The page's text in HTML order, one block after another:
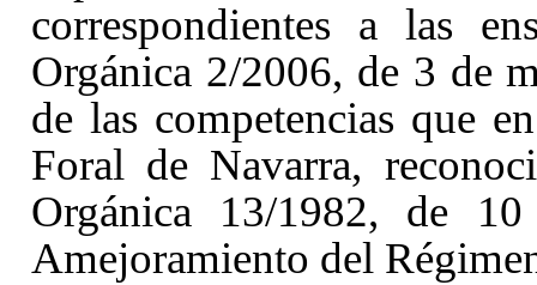
correspondientes a las
Orgánica 2/2006, de 3 de
de las competencias que
Foral de Navarra,
Orgánica 13/1982, de
Amejoramiento del